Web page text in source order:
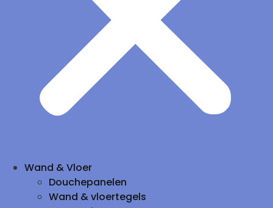
Wand & Vloer
Douchepanelen
Wand & vloertegels